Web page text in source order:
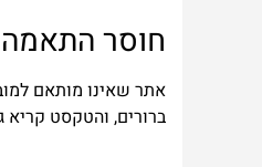
חוסר התאמה
אתר שאינו מותאם
ברורים, והטקסט קריא